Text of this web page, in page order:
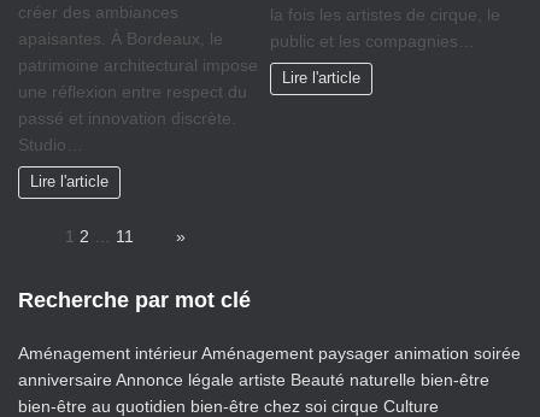
créer des ambiances
apaisantes. À Bordeaux, le
patrimoine architectural impose
une réflexion entre respect du
passé et innovation discrète.
Studio…
Lire l'article
la fois les artistes de cirque, le
public et les compagnies…
Lire l'article
1 2 11 »
Recherche par mot clé
Aménagement intérieurAménagement paysager animation soirée
anniversaire Annonce légale artiste Beauté naturelle bien-être
bien-être au quotidien bien-être chez soi cirque Culture